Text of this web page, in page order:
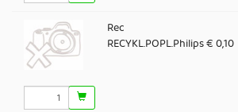
Rec
RECYKL.POPL.Philips € 0,10